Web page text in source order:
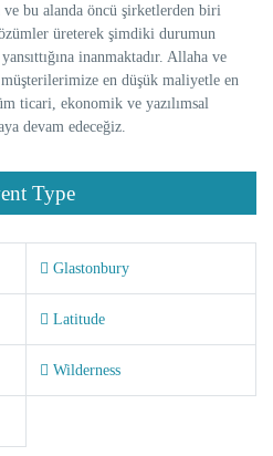
bu alanda öncü şirketlerden biri
üreterek şimdiki durumun
inanmaktadır. Allaha ve
en düşük maliyetle en
ticari, ekonomik ve yazılımsal
devam edeceğiz.
Type
Glastonbury
Latitude
Wilderness